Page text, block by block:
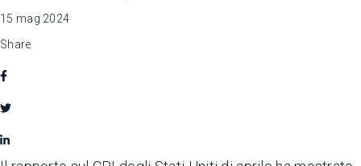
15 mag 2024
Share